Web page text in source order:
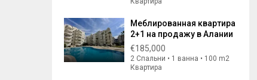
Меблированная квартира
2+1 на продажу в Алании
€185,000
2 Спальни • 1 ванна • 100 m2
Квартира